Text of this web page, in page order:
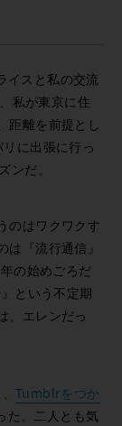
イスと私の交流
私が東京に住
距離を前提とし
に出張に行っ
ンだ。
のはワクワクす
『流行通信』
の始めごろだ
という不定期
、エレンだっ
Tumblrをつか
た。二人とも気